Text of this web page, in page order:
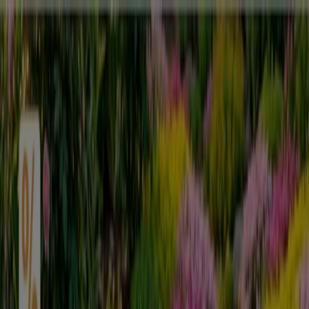
Sie sind hier:
Berlin - 10178
Schnäppchen
Kleidung, Schuhe
und Accessoires
Drogerien und
Parfümerie
Baumärkte und
Sportgeschäfte
und Baby
Reisen und Freizeit
Optiker und
Restaurants Bücher und Schreibwaren
Banken
und Versicherungen
Hellweg - Prospekt, Angebote und